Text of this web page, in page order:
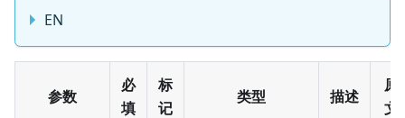
EN
参数
必
填
标
记
类型 描述
原
文